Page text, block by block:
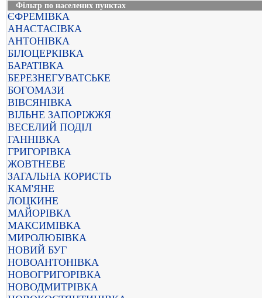
Фільтр по населених пунктах
ЄФРЕМІВКА
АНАСТАСІВКА
АНТОНІВКА
БІЛОЦЕРКІВКА
БАРАТІВКА
БЕРЕЗНЕГУВАТСЬКЕ
БОГОМАЗИ
ВІВСЯНІВКА
ВІЛЬНЕ ЗАПОРІЖЖЯ
ВЕСЕЛИЙ ПОДІЛ
ГАННІВКА
ГРИГОРІВКА
ЖОВТНЕВЕ
ЗАГАЛЬНА КОРИСТЬ
КАМ'ЯНЕ
ЛОЦКИНЕ
МАЙОРІВКА
МАКСИМІВКА
МИРОЛЮБІВКА
НОВИЙ БУГ
НОВОАНТОНІВКА
НОВОГРИГОРІВКА
НОВОДМИТРІВКА